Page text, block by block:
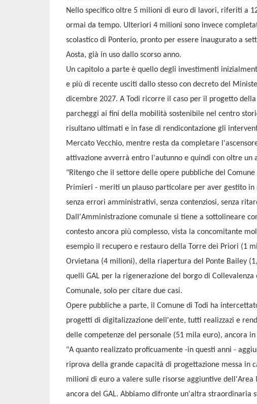
Nello specifico oltre 5 milioni di euro di lavori, riferiti a
ormai da tempo. Ulteriori 4 milioni sono invece
scolastico di Ponterio, pronto per essere inaugurato a
Aosta, già in uso dallo scorso anno.
Un capitolo a parte è quello degli investimenti
e più di recente usciti dallo stesso con decreto del
dicembre 2027. A Todi ricorre il caso per il progetto
parcheggi ai fini della mobilità sostenibile nel centro
risultano ultimati e in fase di rendicontazione gli
Mercato Vecchio, mentre resta da completare
attivazione avverrà entro l'autunno e quindi con oltre un
"Ritengo che il settore delle opere pubbliche del
Primieri - meriti un plauso particolare per aver gestito
senza errori amministrativi, senza contenziosi, senza
Dall'Amministrazione comunale si tiene a sottolineare
contesto ancora più complesso, vista la concomitante
esempio il recupero e restauro della Torre dei Priori (1
Orvietana (4 milioni), della riapertura del Ponte Bailey
quelli GAL per la rigenerazione del borgo di
Comunale, solo per citare due casi.
Opere pubbliche a parte, il Comune di Todi ha
progetti di digitalizzazione dell'ente, tutti realizzazi e
delle competenze del personale (51 mila euro), ancora in
"A quanto realizzato proficuamente -in questi anni -
riprova della grande capacità di progettazione messa
milioni di euro a valere sulle risorse aggiuntive dell'Area
ancora del GAL. Abbiamo difronte un'altra straordinaria